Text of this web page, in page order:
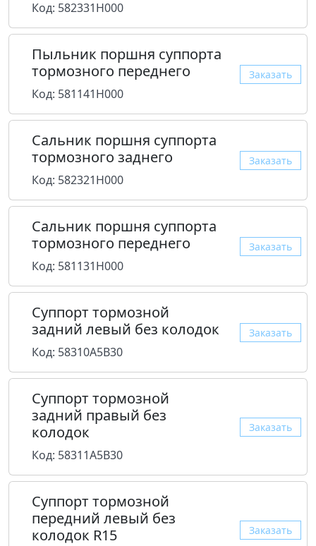
Код: 582331H000
Пыльник поршня суппорта
тормозного переднего
Код: 581141H000
Заказать
Сальник поршня суппорта
тормозного заднего
Код: 582321H000
Заказать
Сальник поршня суппорта
тормозного переднего
Код: 581131H000
Заказать
Суппорт тормозной
задний левый без колодок
Код: 58310A5B30
Заказать
Суппорт тормозной
задний правый без
колодок
Код: 58311A5B30
Заказать
Суппорт тормозной
передний левый без
колодок R15
Заказать